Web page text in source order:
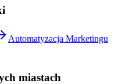
Automatyzacja Marketingu
miastach